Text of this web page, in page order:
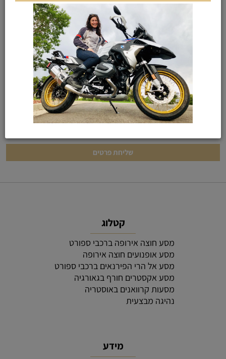
KEEP IN TOUCH
רוצים עוד פרטים? תשלחו לנו הודעה
קטלוג
מסע חוצה אירופה ברכבי ספורט
מסע אופנועים חוצה אירופה
מסע אל הרי הפירנאים ברכבי ספורט
מסע אקסטרים חורף בגאורגיה
מסעות קרוואנים באוסטריה
נהיגה מבצעית
מידע